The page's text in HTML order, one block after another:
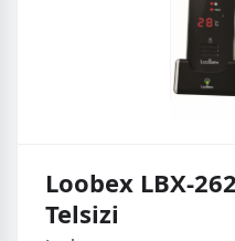
Loobex LBX-
Telsizi